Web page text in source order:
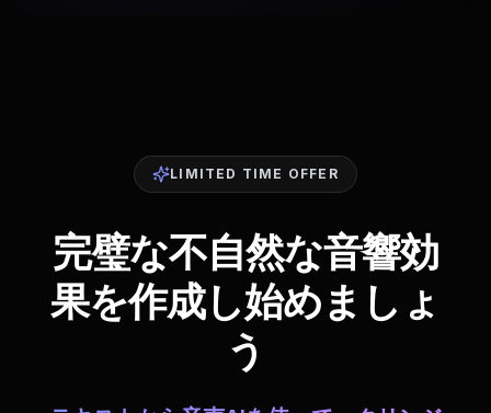
LIMITED TIME OFFER
完璧な不自然な音響効
果を作成し始めましょ
う